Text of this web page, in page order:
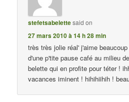
stefetsabelettesaid on
27 mars 2010 à 14 h 28 min
très très jolie réal' j'aime
d'une p'tite pause café au milieu
belette qui en profite pour téter !
vacances iminent ! hihihiihih !